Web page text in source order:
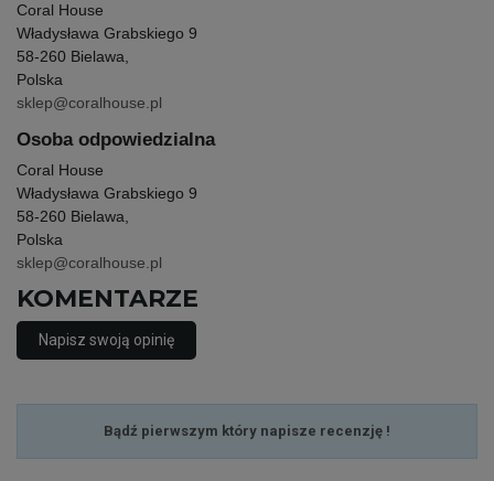
Coral House
Władysława Grabskiego 9
58-260 Bielawa,
Polska
sklep@coralhouse.pl
Osoba odpowiedzialna
Coral House
Władysława Grabskiego 9
58-260 Bielawa,
Polska
sklep@coralhouse.pl
KOMENTARZE
Napisz swoją opinię
Bądź pierwszym który napisze recenzję !